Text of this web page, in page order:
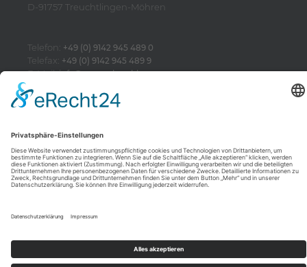
D-91757 Treuchtlingen-Möhren
Telefon: +49 (0) 9142 945 489 0
Telefax: +49 (0) 9142 945 489 9
E-Mail:info@rummel-gmbh.com
Impressum-Datenschutzerklärung